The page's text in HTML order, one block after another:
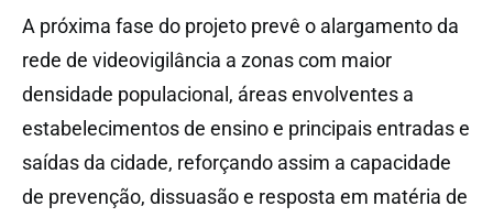
A próxima fase do projeto prevê o alargamento da
rede de videovigilância a zonas com maior
densidade populacional, áreas envolventes a
estabelecimentos de ensino e principais entradas e
saídas da cidade, reforçando assim a capacidade
de prevenção, dissuasão e resposta em matéria de